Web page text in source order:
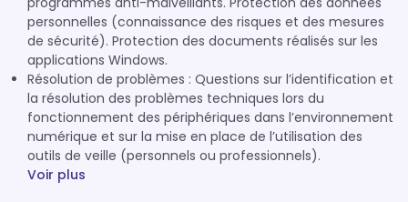
personnelles (connaissance des risques et des mesures
de sécurité). Protection des documents réalisés sur les
applications Windows.
Résolution de problèmes : Questions sur l’identification et
la résolution des problèmes techniques lors du
fonctionnement des périphériques dans l’environnement
numérique et sur la mise en place de l’utilisation des
outils de veille (personnels ou professionnels).
Voir plus